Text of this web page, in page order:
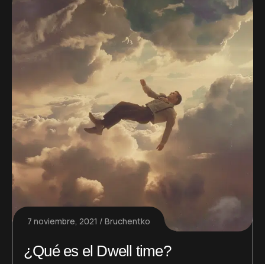
7 noviembre, 2021 Bruchentko
¿Qué es el Dwell time?